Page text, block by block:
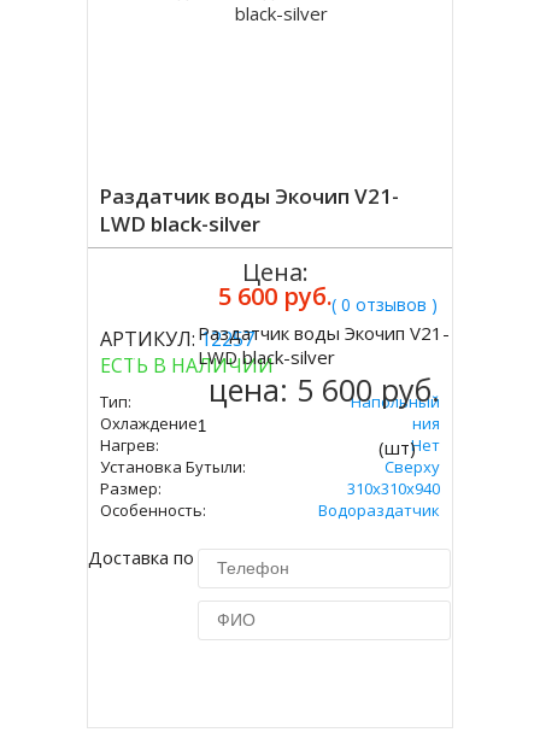
Раздатчик воды Экочип V21-
LWD black-silver
( 0 отзывов )
АРТИКУЛ:12257
ЕСТЬ В НАЛИЧИИ
Тип:
Напольный
Охлаждение:
Без Охлаждения
Нагрев:
Нет
Установка Бутыли:
Сверху
Размер:
310x310х940
Особенность:
Водораздатчик
Доставка по Москве 450 руб.
Цена:
5 600 руб.
Купить
Раздатчик воды Экочип V21-
LWD black-silver
цена: 5 600 руб.
(шт)